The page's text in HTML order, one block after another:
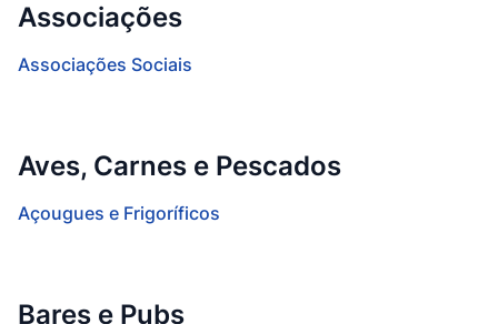
Associações
Associações Sociais
Aves, Carnes e Pescados
Açougues e Frigoríficos
Bares e Pubs